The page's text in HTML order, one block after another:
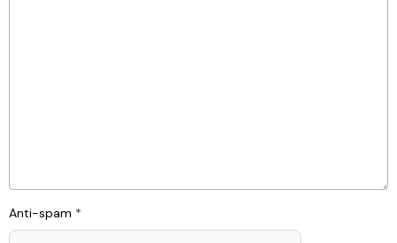
Anti-spam